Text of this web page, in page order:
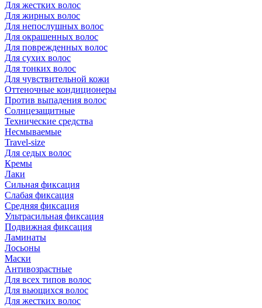
Для жестких волос
Для жирных волос
Для непослушных волос
Для окрашенных волос
Для поврежденных волос
Для сухих волос
Для тонких волос
Для чувствительной кожи
Оттеночные кондиционеры
Против выпадения волос
Солнцезащитные
Технические средства
Несмываемые
Travel-size
Для седых волос
Кремы
Лаки
Сильная фиксация
Слабая фиксация
Средняя фиксация
Ультрасильная фиксация
Подвижная фиксация
Ламинаты
Лосьоны
Маски
Антивозрастные
Для всех типов волос
Для вьющихся волос
Для жестких волос